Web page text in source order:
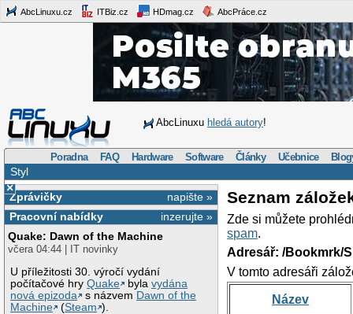
AbcLinuxu.cz ITBiz.cz HDmag.cz AbcPráce.cz
AbcLinuxu hledá autory!
Poradna FAQ Hardware Software Články Učebnice
Styl
×
napište »
Zprávičky
inzerujte »
Pracovní nabídky
Quake: Dawn of the Machine
včera 04:44 | IT novinky
U příležitosti 30. výročí vydání
počítačové hryQuake bylavydána
nová epizoda
s názvem Dawn of the
Machine
(Steam ).
Seznam
Zde si můžete
spam.
Adresář: /Bookmrk/
V tomto adresáři
Název